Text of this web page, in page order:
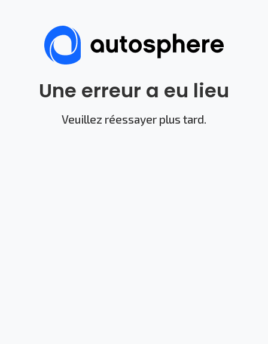
Une erreur a eu lieu
Veuillez réessayer plus tard.